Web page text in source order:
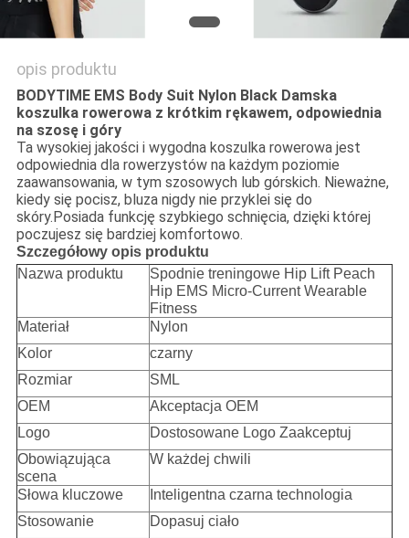
opis produktu
BODYTIME EMS Body Suit Nylon Black Damska
koszulka rowerowa z krótkim rękawem, odpowiednia
na szosę i góry
Ta wysokiej jakości i wygodna koszulka rowerowa jest
odpowiednia dla rowerzystów na każdym poziomie
zaawansowania, w tym szosowych lub górskich. Nieważne,
kiedy się pocisz, bluza nigdy nie przyklei się do
skóry.Posiada funkcję szybkiego schnięcia, dzięki której
poczujesz się bardziej komfortowo.
Szczegółowy opis produktu
Nazwa produktu
Spodnie treningowe Hip Lift Peach
Hip EMS Micro-Current Wearable
Fitness
Materiał
Nylon
Kolor
czarny
Rozmiar
SML
OEM
Akceptacja OEM
Logo
Dostosowane Logo Zaakceptuj
Obowiązująca
scena
W każdej chwili
Słowa kluczowe
Inteligentna czarna technologia
Stosowanie
Dopasuj ciało